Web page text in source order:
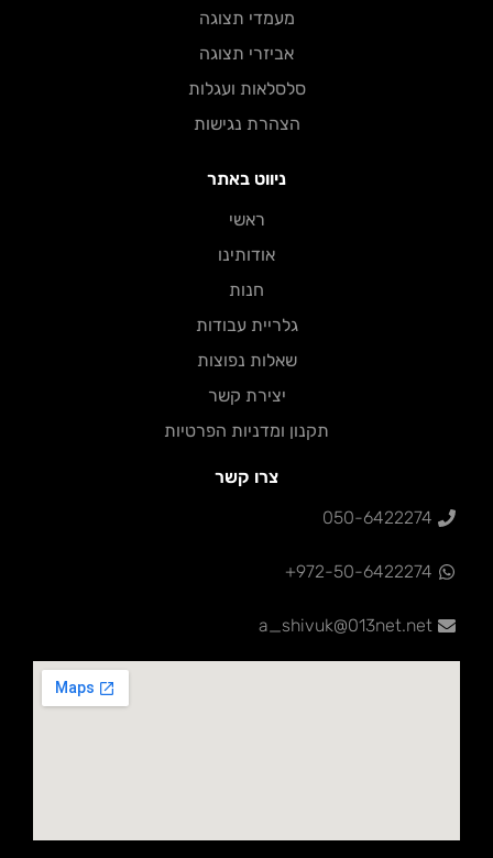
מעמדי תצוגה
אביזרי תצוגה
סלסלאות ועגלות
הצהרת נגישות
ניווט באתר
ראשי
אודותינו
חנות
גלריית עבודות
שאלות נפוצות
יצירת קשר
תקנון ומדניות הפרטיות
צרו קשר
050-6422274
972-50-6422274+
a_shivuk@013net.net‏